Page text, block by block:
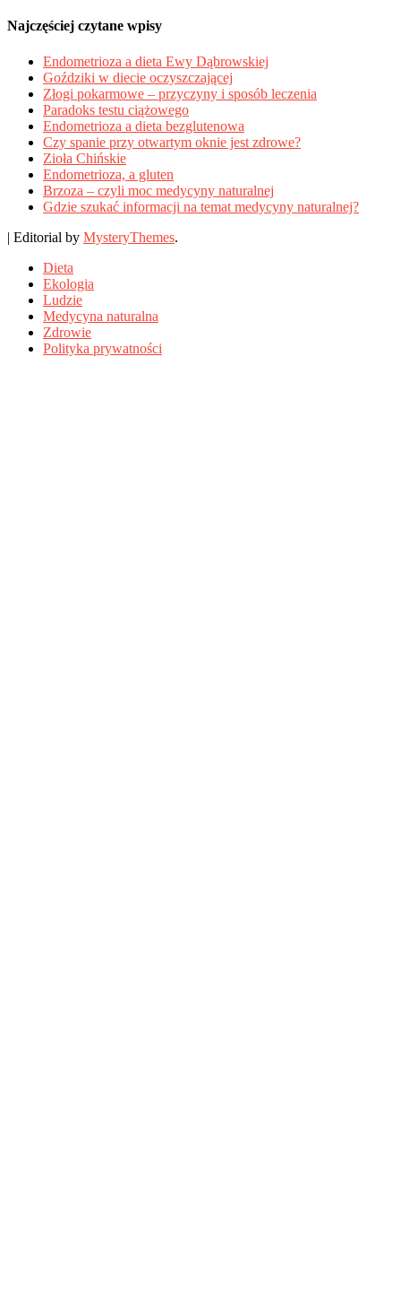
Najczęściej czytane wpisy
Endometrioza a dieta Ewy Dąbrowskiej
Goździki w diecie oczyszczającej
Złogi pokarmowe – przyczyny i sposób leczenia
Paradoks testu ciążowego
Endometrioza a dieta bezglutenowa
Czy spanie przy otwartym oknie jest zdrowe?
Zioła Chińskie
Endometrioza, a gluten
Brzoza – czyli moc medycyny naturalnej
Gdzie szukać informacji na temat medycyny naturalnej?
| Editorial by MysteryThemes.
Dieta
Ekologia
Ludzie
Medycyna naturalna
Zdrowie
Polityka prywatności